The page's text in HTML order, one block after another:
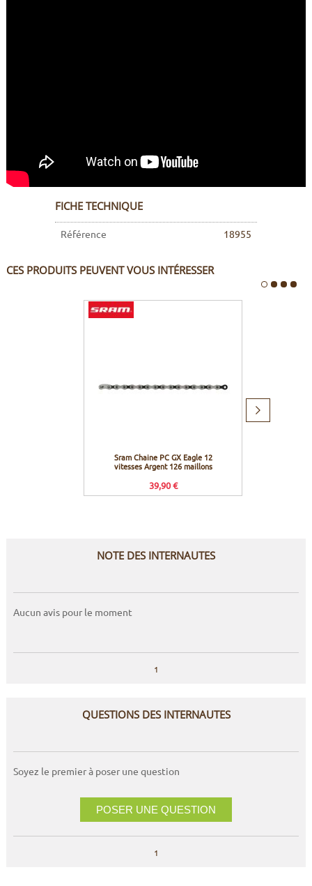
FICHE TECHNIQUE
Référence 18955
CES PRODUITS PEUVENT VOUS INTÉRESSER
Sram Chaine PC GX Eagle 12
vitesses Argent 126 maillons
39,90 €
Produit
NOTE DES INTERNAUTES
Aucun avis pour le moment
1
QUESTIONS DES INTERNAUTES
Soyez le premier à poser une question
POSER UNE QUESTION
1